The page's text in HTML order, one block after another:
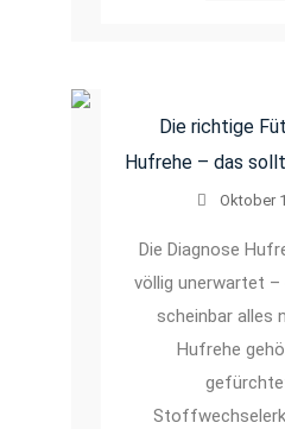
Die richtige
Hufrehe – das
Oktober
Die Diagnose
völlig unerwartet
scheinbar alles
Hufrehe